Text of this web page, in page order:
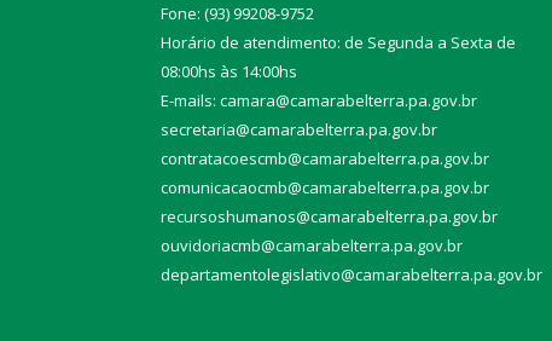
Fone: (93) 99208-9752
Horário de atendimento: de Segunda a Sexta de
08:00hs às 14:00hs
E-mails: camara@camarabelterra.pa.gov.br
secretaria@camarabelterra.pa.gov.br
contratacoescmb@camarabelterra.pa.gov.br
comunicacaocmb@camarabelterra.pa.gov.br
recursoshumanos@camarabelterra.pa.gov.br
ouvidoriacmb@camarabelterra.pa.gov.br
departamentolegislativo@camarabelterra.pa.gov.br